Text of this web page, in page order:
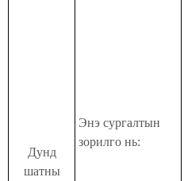
Дунд
шатны
Энэ сургалтын
зорилго нь: